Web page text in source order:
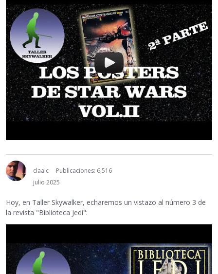
claalc
Publicaciones: 6,516
julio 2025
Hoy, en Taller Skywalker, echaremos un vistazo al número 3 de
la revista "Biblioteca Jedi":